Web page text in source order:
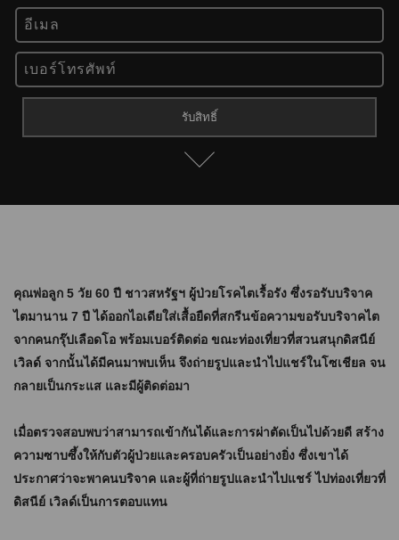
คุณพ่อลูก 5 วัย 60 ปี ชาวสหรัฐฯ ผู้ป่วยโรคไตเรื้อรัง ซึ่งรอรับบริจาค
ไตมานาน 7 ปี ได้ออกไอเดียใส่เสื้อยืดที่สกรีนข้อความขอรับบริจาคไต
จากคนกรุ๊ปเลือดโอ พร้อมเบอร์ติดต่อ ขณะท่องเที่ยวที่สวนสนุกดิสนีย์
เวิลด์ จากนั้นได้มีคนมาพบเห็น จึงถ่ายรูปและนำไปแชร์ในโซเชียล จน
กลายเป็นกระแส และมีผู้ติดต่อมา
เมื่อตรวจสอบพบว่าสามารถเข้ากันได้และการผ่าตัดเป็นไปด้วยดี สร้าง
ความซาบซึ้งให้กับตัวผู้ป่วยและครอบครัวเป็นอย่างยิ่ง ซึ่งเขาได้
ประกาศว่าจะพาคนบริจาค และผู้ที่ถ่ายรูปและนำไปแชร์ ไปท่องเที่ยวที่
ดิสนีย์ เวิลด์เป็นการตอบแทน